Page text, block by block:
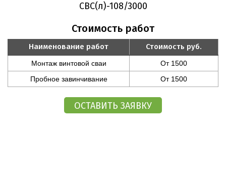
СВС(л)-108/3000
Стоимость работ
Наименование работ Стоимость руб.
Монтаж винтовой сваи
От 1500
Пробное завинчивание
От 1500